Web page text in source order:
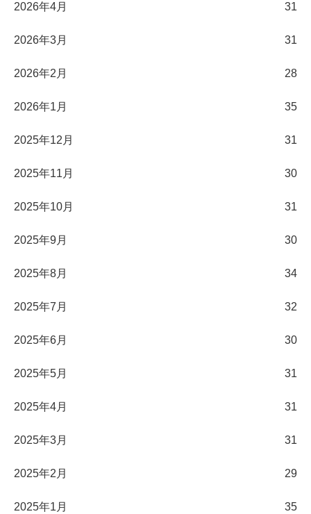
2026年4月 31
2026年3月 31
2026年2月 28
2026年1月 35
2025年12月 31
2025年11月 30
2025年10月 31
2025年9月 30
2025年8月 34
2025年7月 32
2025年6月 30
2025年5月 31
2025年4月 31
2025年3月 31
2025年2月 29
2025年1月 35